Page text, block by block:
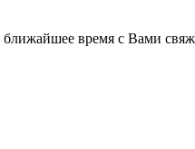
время с Вами